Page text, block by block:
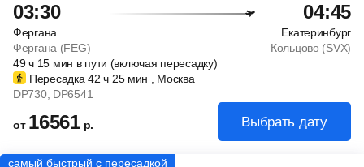
03:30 04:45
Фергана
Екатеринбург
Фергана (FEG)
Кольцово (SVX)
49ч15 мин в пути (включая пересадку)
Пересадка 42ч 25 мин , Москва
DP730, DP6541
от 16561 р. Выбрать дату